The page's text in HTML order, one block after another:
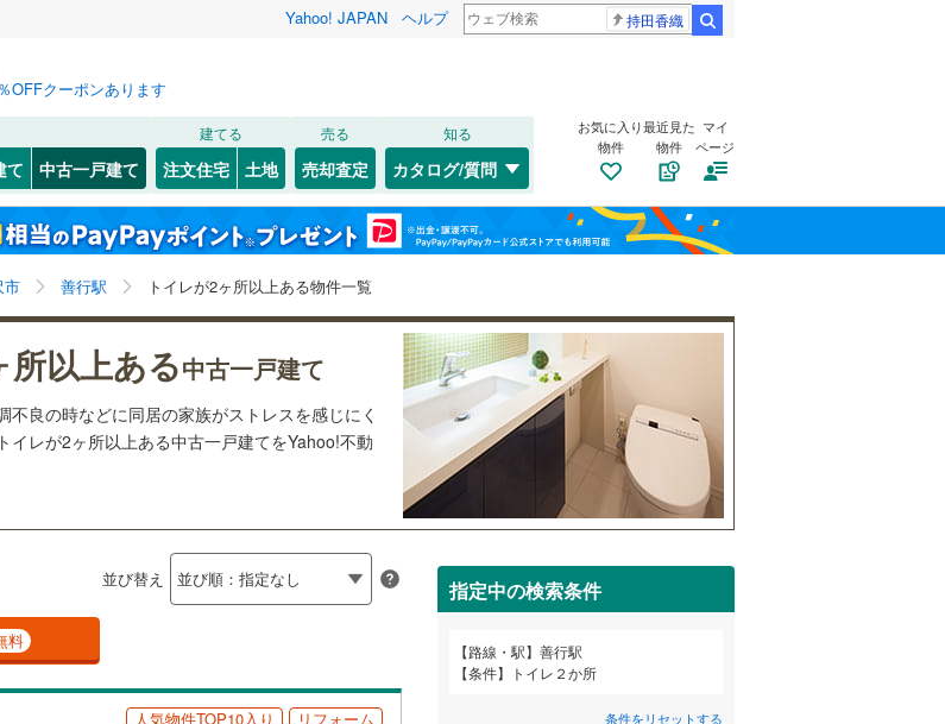
Yahoo! JAPAN ヘルプ 持田香織
OFFクーポンあります
て 中古一戸建て
建てる
注文住宅 土地
売る
売却査定
知る
カタログ/質問
お気に入り
物件
最近見た
物件
マイ
ページ
市 善行駅 トイレが2ヶ所以上ある物件一覧
所以上ある中古一戸建て
良の時などに同居の家族がストレスを感じにく
レが2ヶ所以上ある中古一戸建てをYahoo!不動
並び替え
料
人気物件TOP10入り リフォーム
指定中の検索条件
路線・駅
善行駅
条件
トイレ２か所
条件をリセットする
宮城 秋田 山形 福島
埼玉 千葉 茨城
富山 石川
静岡 三重
和歌山
岡山 広島 山口
高知
長崎 鹿児島
札沼線(3) 千歳線(4)
室蘭本線(8) 日高本線(0)
富良野線(0) 宗谷本線(1)
釧網本線(3)
水郡線(77) 川越線(232)
上越線(63) 吾妻線(13
)
水戸線(48) 日光線 (71)
仙石線
釜石線(3)
花輪線 (2) 八戸線(1)
陸羽西線 ( 3)
(18) (23) 桜ケ丘 (39) (51) (40) (12) (15)
片瀬江ノ島
(5
ーム
築古・築30年以上（1）
トイレ２か所 15
ビルトインガレージ（ 0 太陽光発電システム
ン
防犯カメラ（0）
バリアフリー住宅（ 間取り変更可能（0）
3階建て以上（1）
（4）
検索条件を保存しました
新着物件通知は、 マイページから設定できます。
保存した条件を見る
善行駅、トイレ２か所
検索条件を保存する
マイページ
閉じる お気に入りリストを見る
閉じる
閉じる お気に入りリストを見る
閉じる